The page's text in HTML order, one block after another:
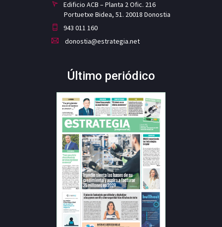
Edificio ACB – Planta 2 Ofic. 216
Portuetxe Bidea, 51. 20018 Donostia
943 011 160
donostia@estrategia.net
Último periódico